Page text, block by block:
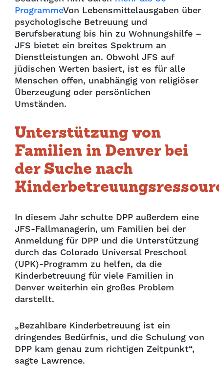
ProgrammeVon Lebensmittelausgaben über
psychologische Betreuung und
Berufsberatung bis hin zu Wohnungshilfe –
JFS bietet ein breites Spektrum an
Dienstleistungen an. Obwohl JFS auf
jüdischen Werten basiert, ist es für alle
Menschen offen, unabhängig von religiöser
Überzeugung oder persönlichen
Umständen.
Unterstützung von
Familien in Denver bei
der Suche nach
In diesem Jahr schulte DPP außerdem eine
JFS-Fallmanagerin, um Familien bei der
Anmeldung für DPP und die Unterstützung
durch das Colorado Universal Preschool
(UPK)-Programm zu helfen, da die
Kinderbetreuung für viele Familien in
Denver weiterhin ein großes Problem
darstellt.
„Bezahlbare Kinderbetreuung ist ein
dringendes Bedürfnis, und die Schulung von
DPP kam genau zum richtigen Zeitpunkt“,
sagte Lawrence.